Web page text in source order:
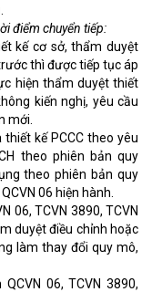
điểm chuyển tiếp:
kế cơ sở, thẩm duyệt
thì được tiếp tục áp
hiện thẩm duyệt thiết
kiến nghị, yêu cầu
mới.
kế PCCC theo yêu
theo phiên bản quy
theo phiên bản quy
06 hiện hành.
06, TCVN 3890, TCVN
duyệt điều chỉnh hoặc
làm thay đổi quy mô,
06, TCVN 3890,